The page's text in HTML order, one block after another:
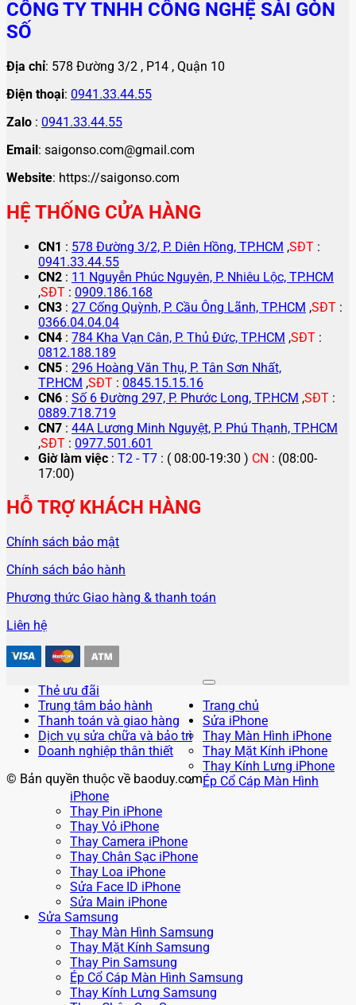
CÔNG TY TNHH CÔNG NGHỆ SÀI GÒN
SỐ
Địa chỉ: 578 Đường 3/2 , P14 , Quận 10
Điện thoại: 0941.33.44.55
Zalo : 0941.33.44.55
Email: saigonso.com@gmail.com
Website: https://saigonso.com
HỆ THỐNG CỬA HÀNG
CN1 : 578 Đường 3/2, P. Diên Hồng, TP.HCM ,SĐT :
0941.33.44.55
CN2 : 11 Nguyễn Phúc Nguyên, P. Nhiêu Lộc, TP.HCM
,SĐT : 0909.186.168
CN3 : 27 Cống Quỳnh, P. Cầu Ông Lãnh, TP.HCM ,SĐT :
0366.04.04.04
CN4 : 784 Kha Vạn Cân, P. Thủ Đức, TP.HCM ,SĐT :
0812.188.189
CN5 : 296 Hoàng Văn Thụ, P. Tân Sơn Nhất,
TP.HCM ,SĐT : 0845.15.15.16
CN6 : Số 6 Đường 297, P. Phước Long, TP.HCM ,SĐT :
0889.718.719
CN7 : 44A Lương Minh Nguyệt, P. Phú Thạnh, TP.HCM
,SĐT : 0977.501.601
Giờ làm việc : T2 - T7 : ( 08:00-19:30 ) CN : (08:00-
17:00)
HỖ TRỢ KHÁCH HÀNG
Chính sách bảo mật
Chính sách bảo hành
Phương thức Giao hàng & thanh toán
Liên hệ
Thẻ ưu đãi
Trung tâm bảo hành
Thanh toán và giao hàng
Dịch vụ sửa chữa và bảo trì
Doanh nghiệp thân thiết
© Bản quyền thuộc về baoduy.com
Trang chủ
Sửa iPhone
Thay Màn Hình iPhone
Thay Mặt Kính iPhone
Thay Kính Lưng iPhone
Ép Cổ Cáp Màn Hình
iPhone
Thay Pin iPhone
Thay Vỏ iPhone
Thay Camera iPhone
Thay Chân Sạc iPhone
Thay Loa iPhone
Sửa Face ID iPhone
Sửa Main iPhone
Sửa Samsung
Thay Màn Hình Samsung
Thay Mặt Kính Samsung
Thay Pin Samsung
Ép Cổ Cáp Màn Hình Samsung
Thay Kính Lưng Samsung